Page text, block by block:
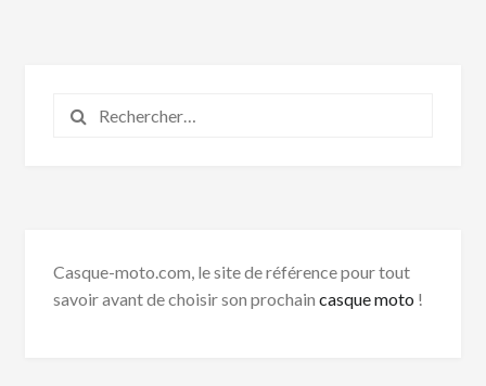
Rechercher :
Casque-moto.com, le site de référence pour tout
savoir avant de choisir son prochain casque moto !